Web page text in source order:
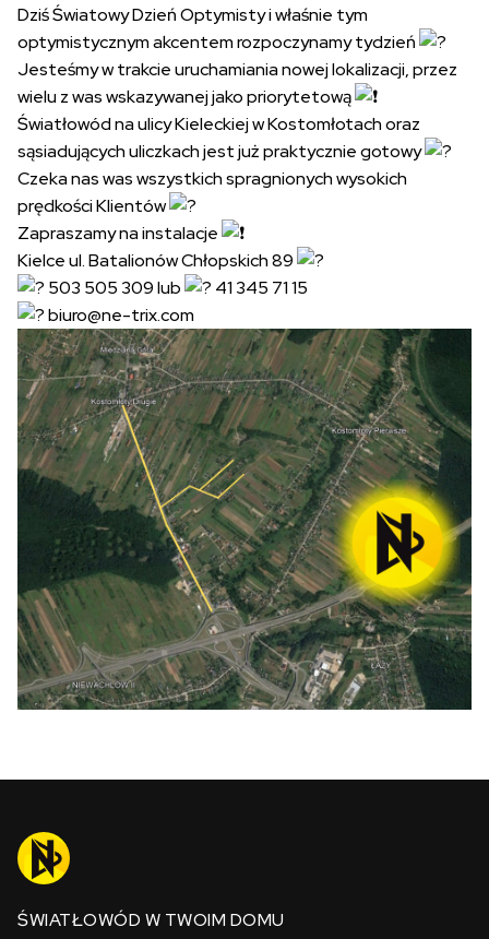
Dziś Światowy Dzień Optymisty i właśnie tym
optymistycznym akcentem rozpoczynamy tydzień
Jesteśmy w trakcie uruchamiania nowej lokalizacji, przez
wielu z was wskazywanej jako priorytetową
Światłowód na ulicy Kieleckiej w Kostomłotach oraz
sąsiadujących uliczkach jest już praktycznie gotowy
Czeka nas was wszystkich spragnionych wysokich
prędkości Klientów
Zapraszamy na instalacje
Kielce ul. Batalionów Chłopskich 89
503 505 309 lub
41 345 71 15
biuro@ne-trix.com
ŚWIATŁOWÓD W TWOIM DOMU